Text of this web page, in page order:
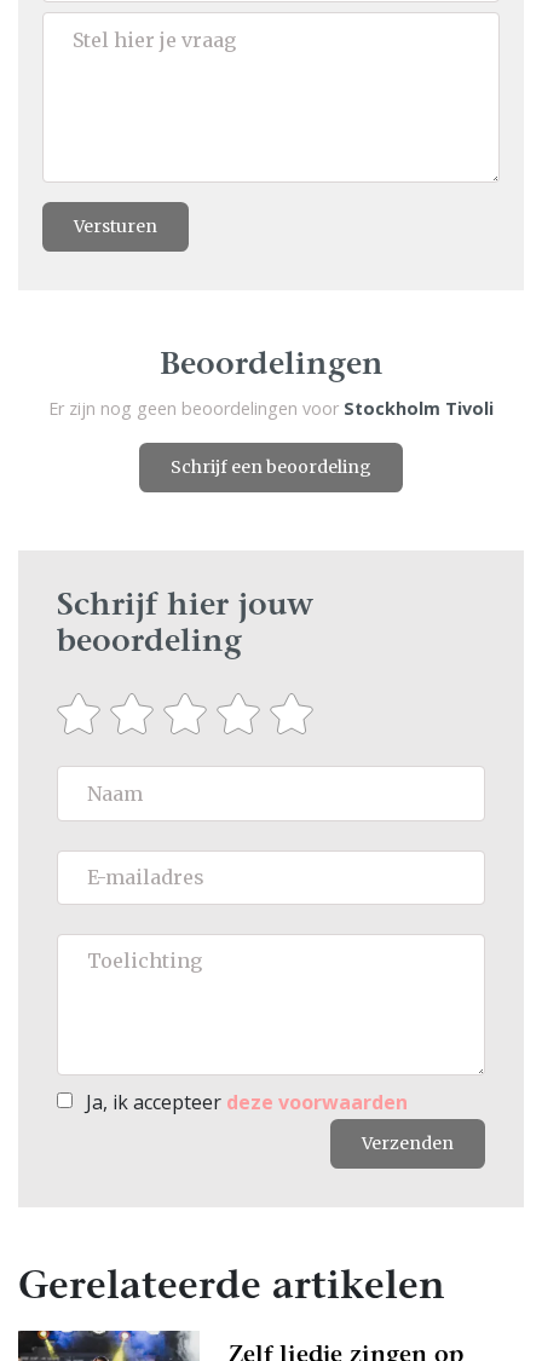
Versturen
Beoordelingen
Er zijn nog geen beoordelingen voor Stockholm Tivoli
Schrijf een beoordeling
Schrijf hier jouw
beoordeling
Ja, ik accepteer deze voorwaarden
Verzenden
Gerelateerde artikelen